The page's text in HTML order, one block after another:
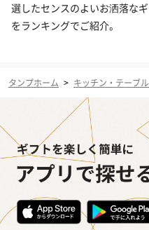
選したセンスのよいお洒落な
をランキングでご紹介。
タンプホーム > キッチン・テーブ